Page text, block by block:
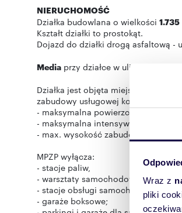
Wraz z
pliki
NIERUCHOMOŚĆ
Działka budowlana o wielkości 1.735
Kształt działki to prostokąt.
Dojazd do działki drogą asfaltową -
Media przy działce w ulicy: woda,
Działka jest objęta miejscowym
zabudowy usługowej komercyjnej.
- maksymalna powierzchnia
- maksymalna intensywność
- max. wysokość zabudowy: 10 m,
MPZP wyłącza:
- stacje paliw,
- warsztaty samochodowe
- stacje obsługi samochodów
- garaże boksowe;